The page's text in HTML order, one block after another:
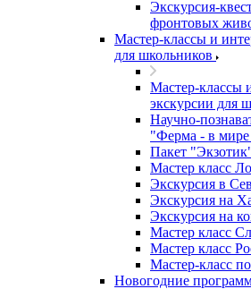
Экскурсия-
фронтовых
Мастер-классы и
для школьников
Мастер-классы
экскурсии для
Научно-
"Ферма - в
Пакет
Мастер класс
Экскурсия в
Экскурсия на
Экскурсия на
Мастер класс
Мастер класс
Мастер-класс
Новогодние